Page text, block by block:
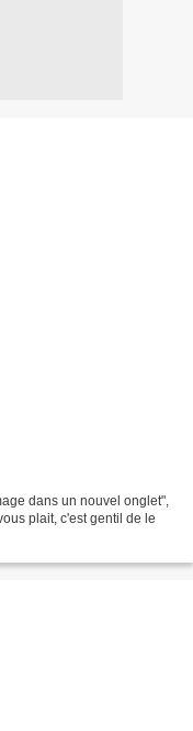
dans un nouvel onglet",
plait, c'est gentil de le